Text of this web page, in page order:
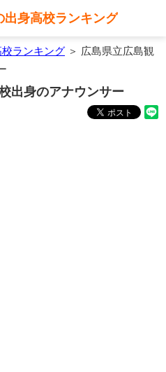
出身高校ランキング
ランキング ＞ 広島県立広島観
出身のアナウンサー